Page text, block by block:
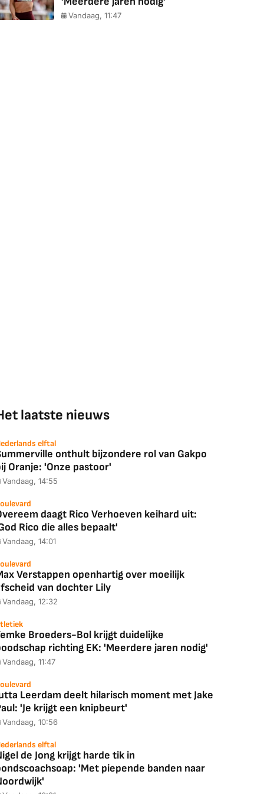
Coolblue MediaMarkt
Vandaag, 11:47
laatste nieuws
elftal
onthult bijzondere rol van Gakpo
Oranje: 'Onze pastoor'
Vandaag, 14:55
daagt Rico Verhoeven keihard uit:
Rico die alles bepaalt'
Vandaag, 14:01
Verstappen openhartig over moeilijk
van dochter Lily
Vandaag, 12:32
Broeders-Bol krijgt duidelijke
richting EK: 'Meerdere jaren nodig'
Vandaag, 11:47
Leerdam deelt hilarisch moment met Jake
'Je krijgt een knipbeurt'
Vandaag, 10:56
elftal
de Jong krijgt harde tik in
'Met piepende banden naar